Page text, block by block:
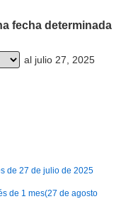
fecha determinada
al julio 27, 2025
de 27 de julio de 2025
de 1 mes(27 de agosto